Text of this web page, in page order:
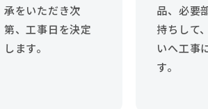
承をいただき次
第、工事日を決定
します。
品、必要
持ちして
いへ工事
す。